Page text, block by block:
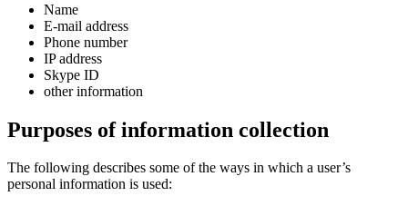
Name
E-mail address
Phone number
IP address
Skype ID
other information
Purposes of information collection
The following describes some of the ways in which a user’s
personal information is used: